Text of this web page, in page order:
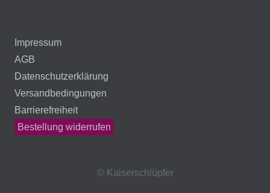
Impressum
AGB
Datenschutzerklärung
Versandbedingungen
Barrierefreiheit
Bestellung widerrufen
© Kaiserschlüpfer